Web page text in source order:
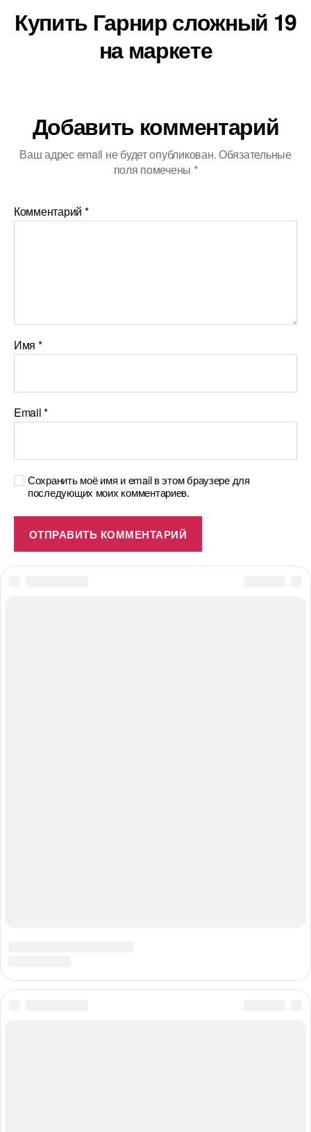
Купить Гарнир сложный 19
на маркете
Добавить комментарий
Ваш адрес email не будет опубликован.Обязательные
поля помечены *
Комментарий *
Имя *
Email*
Сохранить моё имя и email в этом браузере для
последующих моих комментариев.